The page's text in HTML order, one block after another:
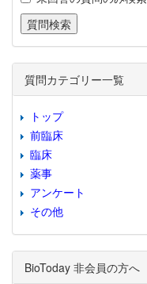
質問カテゴリー一覧
トップ
前臨床
臨床
薬事
アンケート
その他
BioToday 非会員の方へ